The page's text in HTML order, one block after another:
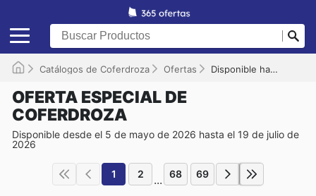
Catálogos de Coferdroza Ofertas Disponible hasta el 19/07/2026
OFERTA ESPECIAL DE
COFERDROZA
Disponible desde el 5 de mayo de 2026 hasta el 19 de julio de
2026
1 2 ... 68 69